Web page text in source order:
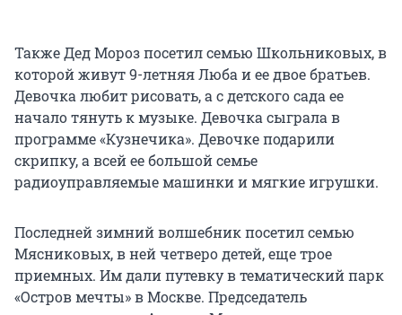
Также Дед Мороз посетил семью Школьниковых, в
которой живут 9-летняя Люба и ее двое братьев.
Девочка любит рисовать, а с детского сада ее
начало тянуть к музыке. Девочка сыграла в
программе «Кузнечика». Девочке подарили
скрипку, а всей ее большой семье
радиоуправляемые машинки и мягкие игрушки.
Последней зимний волшебник посетил семью
Мясниковых, в ней четверо детей, еще трое
приемных. Им дали путевку в тематический парк
«Остров мечты» в Москве. Председатель